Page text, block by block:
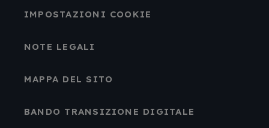
IMPOSTAZIONI COOKIE
NOTE LEGALI
MAPPA DEL SITO
BANDO TRANSIZIONE DIGITALE